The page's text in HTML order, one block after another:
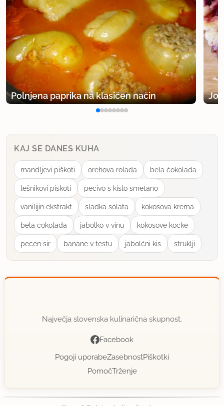
Polnjena paprika na klasičen način
KAJ SE DANES KUHA
mandljevi piškoti orehova rolada bela ćokolada
lešnikovi piskoti pecivo s kislo smetano
vanilijin ekstrakt sladka solata kokosova krema
bela cokolada jabolko v vinu kokosove kocke
pecen sir banane v testu jabolćni kis struklji
Največja slovenska kulinarična skupnost.
Facebook
Pogoji uporabeZasebnostPiškotki
PomočTrženje